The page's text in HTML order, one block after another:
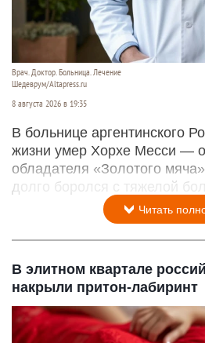
Врач. Доктор. Больница. Лечение
Шедеврум/Altapress.ru
8 августа 2026 в 19:35
В больнице аргентинского
жизни умер Хорхе Месси —
обладателя «Золотого
долго боролся с тяжелой
Читать
В элитном квартале
накрыли притон-лабиринт